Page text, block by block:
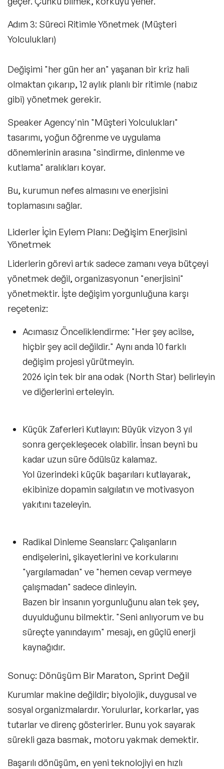
Adım 3: Süreci Ritimle Yönetmek (Müşteri
Yolculukları)
Değişimi "her gün her an" yaşanan bir kriz hali
olmaktan çıkarıp, 12 aylık planlı bir ritimle (nabız
gibi) yönetmek gerekir.
Speaker Agency'nin "Müşteri Yolculukları"
tasarımı, yoğun öğrenme ve uygulama
dönemlerinin arasına "sindirme, dinlenme ve
kutlama" aralıkları koyar.
Bu, kurumun nefes almasını ve enerjisini
toplamasını sağlar.
Liderler İçin Eylem Planı: Değişim Enerjisini
Yönetmek
Liderlerin görevi artık sadece zamanı veya bütçeyi
yönetmek değil, organizasyonun "enerjisini"
yönetmektir. İşte değişim yorgunluğuna karşı
reçeteniz:
Acımasız Önceliklendirme: "Her şey acilse,
hiçbir şey acil değildir." Aynı anda 10 farklı
değişim projesi yürütmeyin.
2026 için tek bir ana odak (North Star) belirleyin
ve diğerlerini erteleyin.
Küçük Zaferleri Kutlayın: Büyük vizyon 3 yıl
sonra gerçekleşecek olabilir. İnsan beyni bu
kadar uzun süre ödülsüz kalamaz.
Yol üzerindeki küçük başarıları kutlayarak,
ekibinize dopamin salgılatın ve motivasyon
yakıtını tazeleyin.
Radikal Dinleme Seansları: Çalışanların
endişelerini, şikayetlerini ve korkularını
"yargılamadan" ve "hemen cevap vermeye
çalışmadan" sadece dinleyin.
Bazen bir insanın yorgunluğunu alan tek şey,
duyulduğunu bilmektir. "Seni anlıyorum ve bu
süreçte yanındayım" mesajı, en güçlü enerji
kaynağıdır.
Sonuç: Dönüşüm Bir Maraton, Sprint Değil
Kurumlar makine değildir; biyolojik, duygusal ve
sosyal organizmalardır. Yorulurlar, korkarlar, yas
tutarlar ve direnç gösterirler. Bunu yok sayarak
sürekli gaza basmak, motoru yakmak demektir.
Başarılı dönüşüm, en yeni teknolojiyi en hızlı